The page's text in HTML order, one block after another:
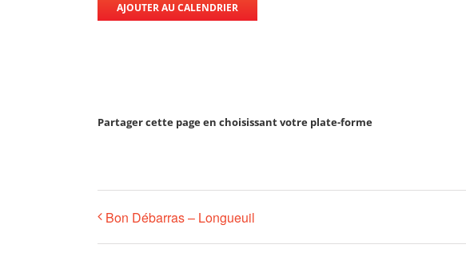
AJOUTER AU CALENDRIER
Partager cette page en choisissant votre plate-forme
Bon Débarras – Longueuil